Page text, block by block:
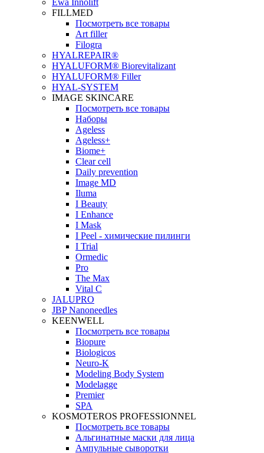
Ewa Innolift
FILLMED
Посмотреть все товары
Art filler
Filogra
НYALREPAIR®
HYALUFORM® Biorevitalizant
HYALUFORM® Filler
HYAL-SYSTEM
IMAGE SKINCARE
Посмотреть все товары
Наборы
Ageless
Ageless+
Biome+
Clear cell
Daily prevention
Image MD
Iluma
I Beauty
I Enhance
I Mask
I Peel - химические пилинги
I Trial
Ormedic
Pro
The Max
Vital C
JALUPRO
JBP Nanoneedles
KEENWELL
Посмотреть все товары
Biopure
Biologicos
Neuro‑K
Modeling Body System
Modelagge
Premier
SPA
KOSMOTEROS PROFESSIONNEL
Посмотреть все товары
Альгинатные маски для лица
Ампульные сыворотки